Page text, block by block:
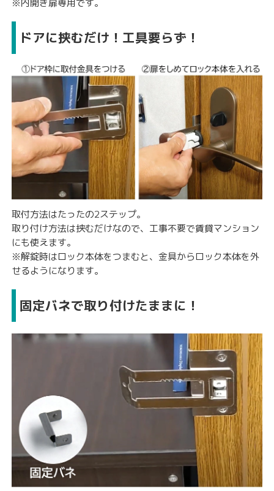
※内開き扉専用です。
ドアに挟むだけ！工具要らず！
取付方法はたったの2ステップ。
取り付け方法は挟むだけなので、工事不要で賃貸マンション
にも使えます。
※解錠時はロック本体をつまむと、金具からロック本体を外
せるようになります。
固定バネで取り付けたままに！